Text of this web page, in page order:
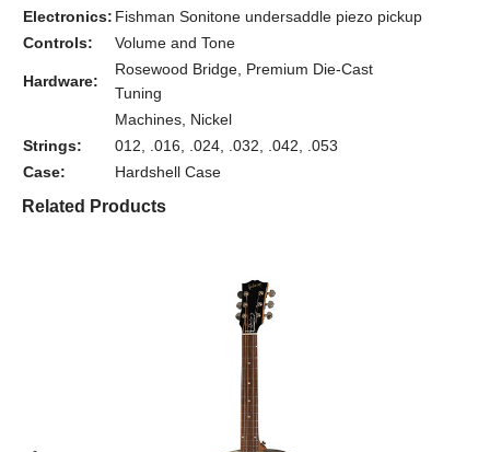
Electronics: Fishman Sonitone undersaddle piezo pickup
Controls:
Volume and Tone
Hardware:
Rosewood Bridge, Premium Die-Cast
Tuning
Machines, Nickel
Strings:
012, .016, .024, .032, .042, .053
Case:
Hardshell Case
Related Products